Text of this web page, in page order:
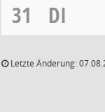
31
DI
Letzte Änderung: